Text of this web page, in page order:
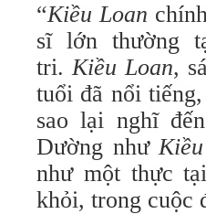
“Kiều Loan
sĩ lớn thường
tri.Kiều Loan,
tuổi đã nổi
sao lại nghĩ
Dường như
như một thực
khỏi, trong cuộc